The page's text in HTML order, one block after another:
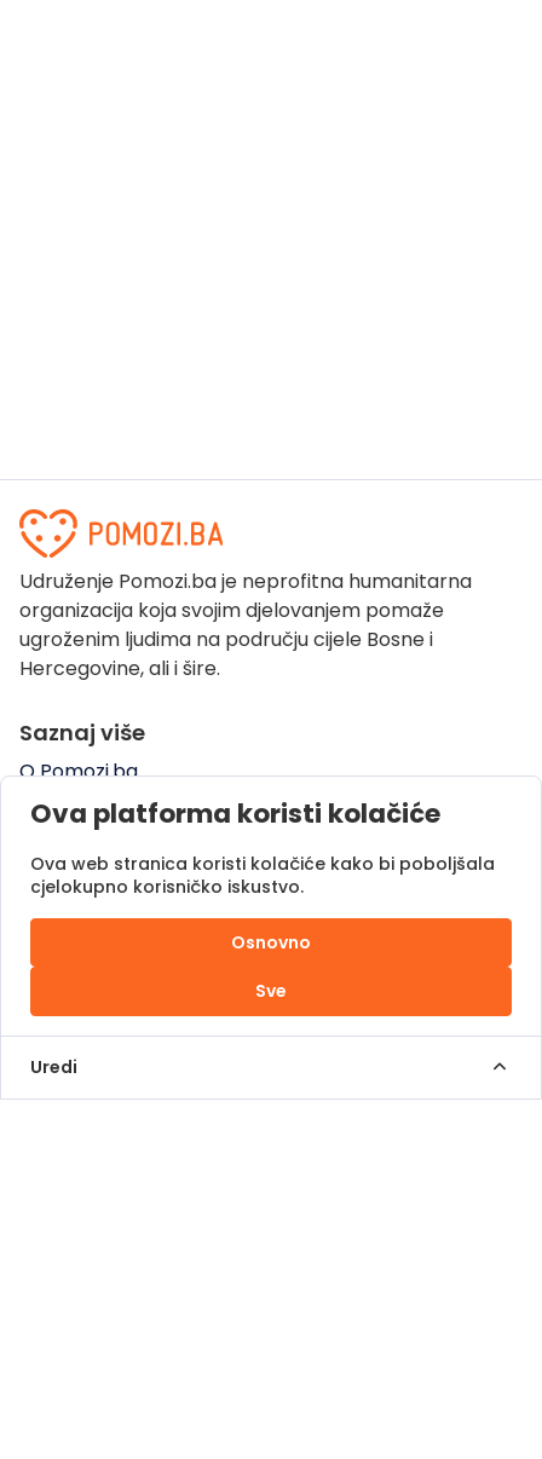
Udruženje Pomozi.ba je neprofitna humanitarna
organizacija koja svojim djelovanjem pomaže
ugroženim ljudima na području cijele Bosne i
Hercegovine, ali i šire.
Saznaj više
O Pomozi.ba
Pogledaj kampanje
Pomozi.ba Novosti
Kontaktirajte nas
Kontakt Info
+387 62 839 000
info@pomoziba.org
Ova platforma koristi kolačiće
Ova web stranica koristi kolačiće kako bi poboljšala
cjelokupno korisničko iskustvo.
Osnovno
Sve
Uredi